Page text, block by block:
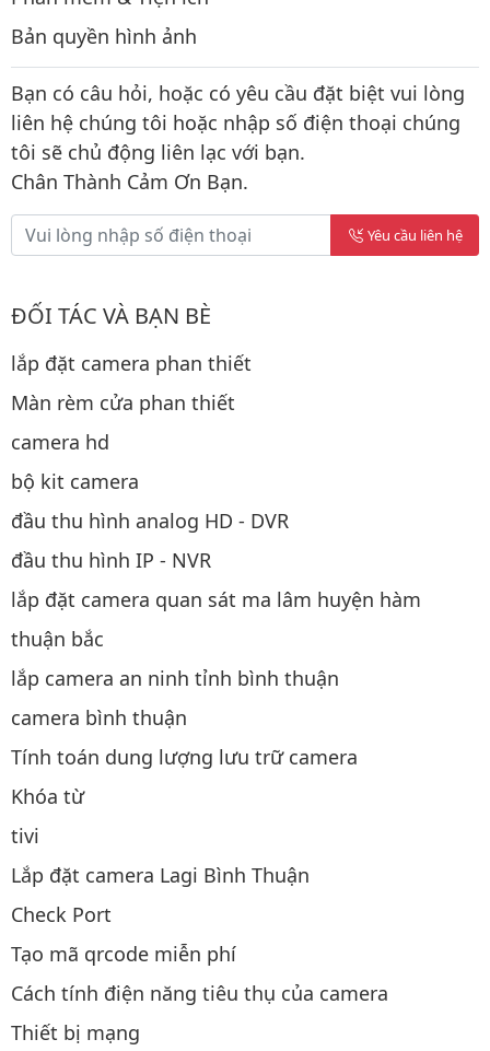
Bản quyền hình ảnh
Bạn có câu hỏi, hoặc có yêu cầu đặt biệt vui lòng
liên hệ chúng tôi hoặc nhập số điện thoại chúng
tôi sẽ chủ động liên lạc với bạn.
Chân Thành Cảm Ơn Bạn.
Yêu cầu liên hệ
ĐỐI TÁC VÀ BẠN BÈ
lắp đặt camera phan thiết
Màn rèm cửa phan thiết
camera hd
bộ kit camera
đầu thu hình analog HD - DVR
đầu thu hình IP - NVR
lắp đặt camera quan sát ma lâm huyện hàm
thuận bắc
lắp camera an ninh tỉnh bình thuận
camera bình thuận
Tính toán dung lượng lưu trữ camera
Khóa từ
tivi
Lắp đặt camera Lagi Bình Thuận
Check Port
Tạo mã qrcode miễn phí
Cách tính điện năng tiêu thụ của camera
Thiết bị mạng